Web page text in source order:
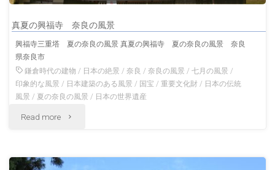
山
の
真夏の興福寺 奈良の風景
興福寺三重塔 夏の奈良の風景 真夏の興福寺 夏の奈良の風景 奈良
県奈良市
鎌倉時代の建物 / 日本の絶景 / 奈良 / 奈良の風景 /七月の風景 /
印象的な風景 / 日本建築のある風景 / 国宝 /重要文化財 / 日本の伝統
風景 / 夏の奈良の風景 / 日本の世界遺産
Read more "真
の